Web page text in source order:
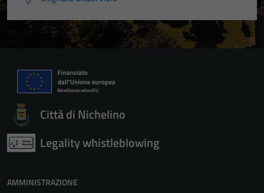
Città di Nichelino
Legality whistleblowing
AMMINISTRAZIONE